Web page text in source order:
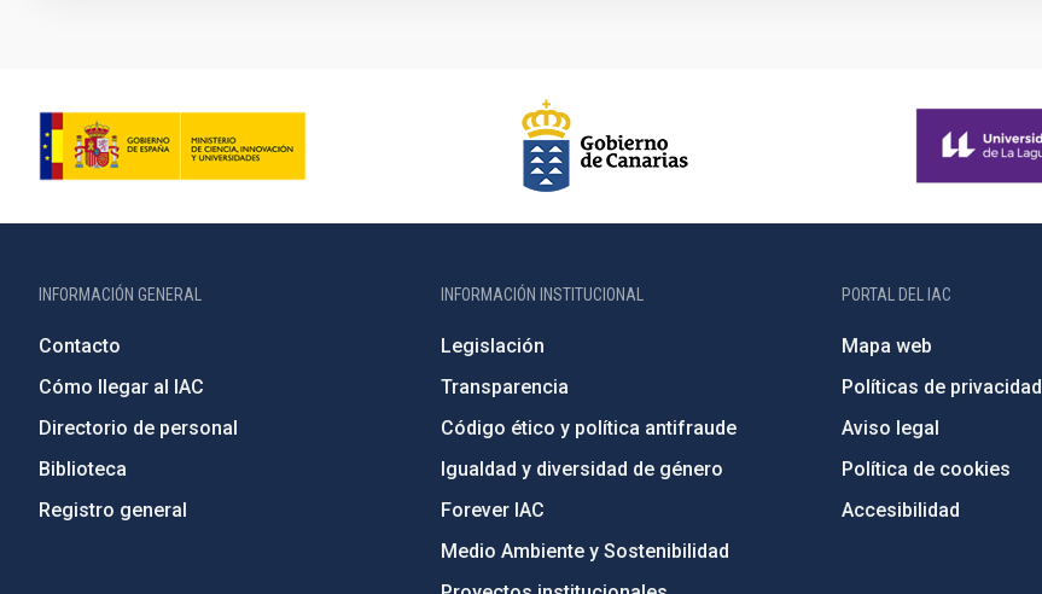
INFORMACIÓN GENERAL
Contacto
Cómo llegar al IAC
Directorio de personal
Biblioteca
Registro general
INFORMACIÓN INSTITUCIONAL
Legislación
Transparencia
Código ético y política antifraude
Igualdad y diversidad de género
Forever IAC
Medio Ambiente y Sostenibilidad
PORTAL DEL IAC
Mapa web
Políticas de privacidad
Aviso legal
Política de cookies
Accesibilidad